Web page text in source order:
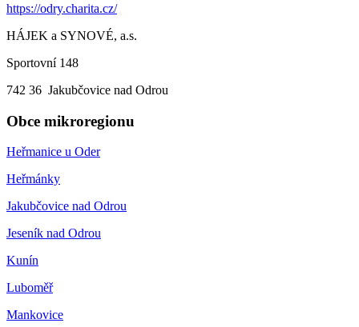
https://odry.charita.cz/
HÁJEK a SYNOVÉ, a.s.
Sportovní 148
742 36 Jakubčovice nad Odrou
Obce mikroregionu
Heřmanice u Oder
Heřmánky
Jakubčovice nad Odrou
Jeseník nad Odrou
Kunín
Luboměř
Mankovice